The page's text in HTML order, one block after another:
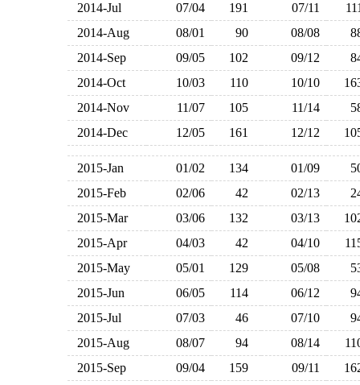
2014-Jul
07/04 191 07/11
2014-Aug
08/01 90 08/08
2014-Sep
09/05 102 09/12
2014-Oct
10/03 110 10/10
2014-Nov
11/07 105 11/14
2014-Dec
12/05 161 12/12
2015-Jan 01/02 134 01/09
2015-Feb
02/06 42 02/13
2015-Mar
03/06 132 03/13
2015-Apr
04/03 42 04/10
2015-May
05/01 129 05/08
2015-Jun
06/05 114 06/12
2015-Jul
07/03 46 07/10
2015-Aug
08/07 94 08/14
2015-Sep
09/04 159 09/11